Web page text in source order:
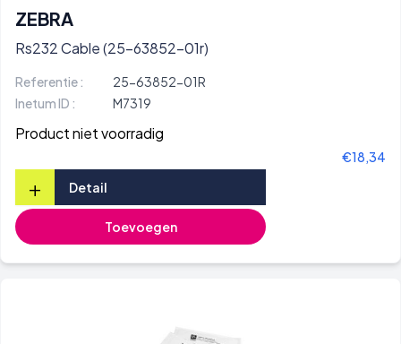
ZEBRA
Rs232 Cable (25-63852-01r)
Referentie :
25-63852-01R
Inetum ID :
M7319
Product niet voorradig
€18,34
+ Detail
Toevoegen